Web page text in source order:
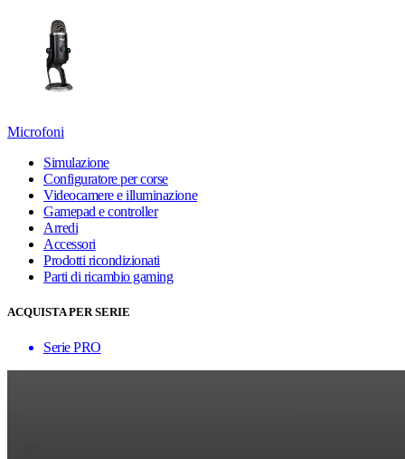
Microfoni
Simulazione
Configuratore per corse
Videocamere e illuminazione
Gamepad e controller
Arredi
Accessori
Prodotti ricondizionati
Parti di ricambio gaming
ACQUISTA PER SERIE
Serie PRO